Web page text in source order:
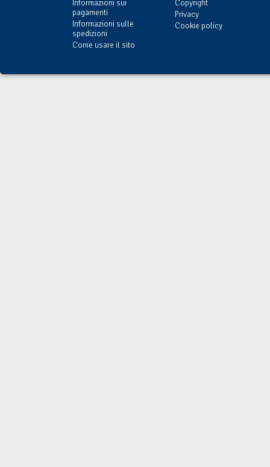
Informazioni sui
pagamenti
Informazioni sulle
spedizioni
Come usare il sito
Copyright
Privacy
Cookie policy